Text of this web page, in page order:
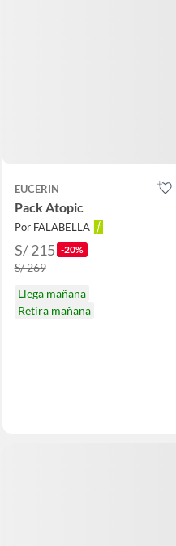
EUCERIN
Pack Atopic
Por FALABELLA
S/ 215 -20%
S/ 269
Llega mañana
Retira mañana